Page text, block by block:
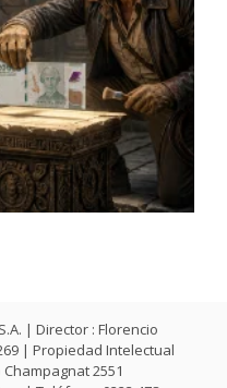
| Director : Florencio
| Propiedad Intelectual
2551